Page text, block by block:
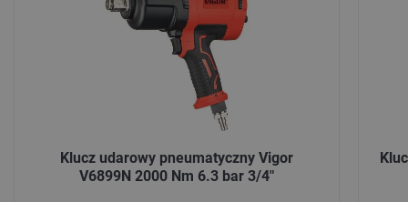
Klucz udarowy pneumatyczny Vigor
V6899N 2000 Nm 6.3 bar 3/4"